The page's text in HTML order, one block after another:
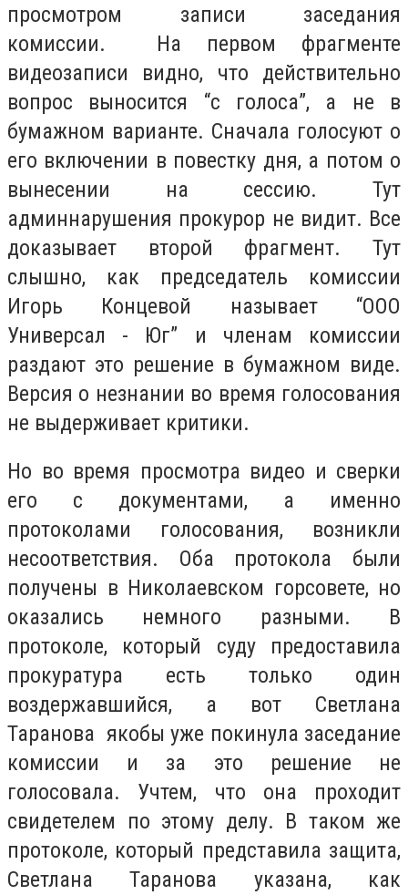
просмотром записи заседания
комиссии. На первом фрагменте
видеозаписи видно, что действительно
вопрос выносится “с голоса”, а не в
бумажном варианте. Сначала голосуют о
его включении в повестку дня, а потом о
вынесении на сессию. Тут
админнарушения прокурор не видит. Все
доказывает второй фрагмент. Тут
слышно, как председатель комиссии
Игорь Концевой называет “ООО
Универсал - Юг” и членам комиссии
раздают это решение в бумажном виде.
Версия о незнании во время голосования
не выдерживает критики.
Но во время просмотра видео и сверки
его с документами, а именно
протоколами голосования, возникли
несоответствия. Оба протокола были
получены в Николаевском горсовете, но
оказались немного разными. В
протоколе, который суду предоставила
прокуратура есть только один
воздержавшийся, а вот Светлана
Таранова якобы уже покинула заседание
комиссии и за это решение не
голосовала. Учтем, что она проходит
свидетелем по этому делу. В таком же
протоколе, который представила защита,
Светлана Таранова указана, как